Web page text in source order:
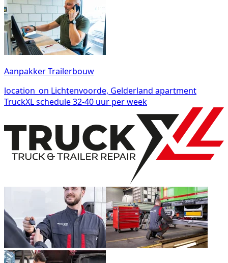
Aanpakker Trailerbouw
location_on Lichtenvoorde, Gelderland apartment
TruckXLschedule32-40 uur per week